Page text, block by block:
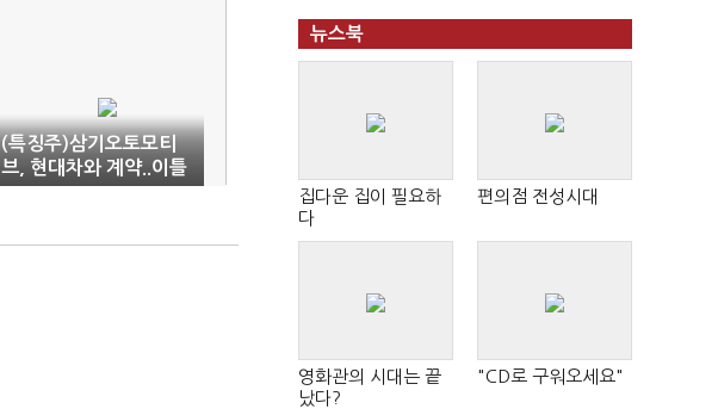
(특징주)삼기오토모티
브, 현대차와 계약..이틀
째 '급등'
뉴스북
집다운 집이 필요하
다
편의점 전성시대
영화관의 시대는 끝
났다?
"CD로 구워오세요"